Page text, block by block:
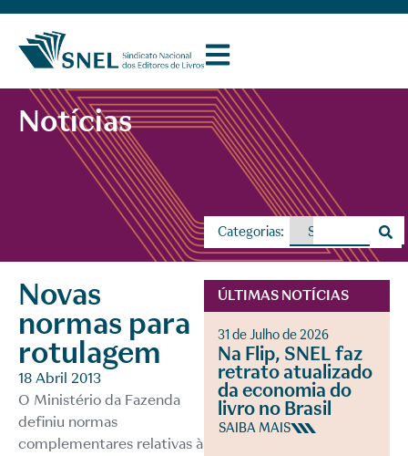
Notícias
Categorias:
Novas
normas para
rotulagem
18 Abril 2013
O Ministério da Fazenda
definiu normas
complementares relativas à
ÚLTIMAS NOTÍCIAS
31 de Julho de 2026
Na Flip, SNEL faz
retrato atualizado
da economia do
livro no Brasil
SAIBA MAIS